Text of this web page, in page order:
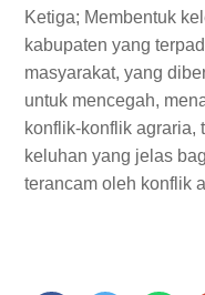
Ketiga; Membentuk
kabupaten yang
masyarakat, yang
untuk mencegah,
konflik-konflik agraria,
keluhan yang jelas
terancam oleh konflik